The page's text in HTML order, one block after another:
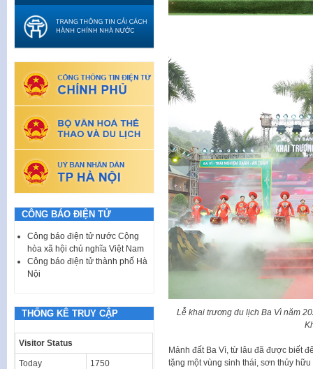
Lễ khai trương du lịch Ba Vì năm
Mảnh đất Ba Vì, từ lâu đã được biết
tặng một vùng sinh thái, sơn thủy
CÔNG BÁO ĐIỆN TỬ
Công báo điện tử nước Cộng
hòa xã hội chủ nghĩa Việt Nam
Công báo điện tử thành phố Hà
Nội
THỐNG KÊ TRUY CẬP
Visitor Status
Today 1750